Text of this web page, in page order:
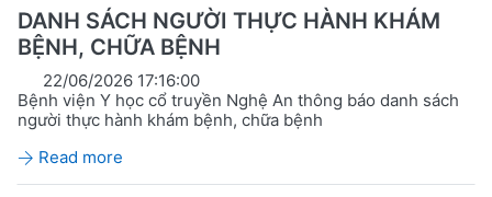
DANH SÁCH NGƯỜI THỰC HÀNH KHÁM
BỆNH, CHỮA BỆNH
22/06/2026 17:16:00
Bệnh viện Y học cổ truyền Nghệ An thông báo danh sách
người thực hành khám bệnh, chữa bệnh
Read more